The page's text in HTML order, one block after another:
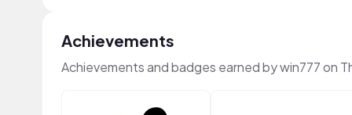
Achievements
Achievements and badges earned by win777 on